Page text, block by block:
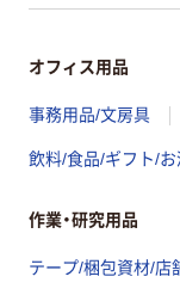
オフィス用品
事務用品/文房具
飲料/食品/ギフト/お
作業・研究用品
テープ/梱包資材/店